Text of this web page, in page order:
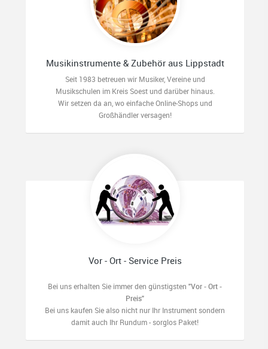
Musikinstrumente & Zubehör aus Lippstadt
Seit 1983 betreuen wir Musiker, Vereine und
Musikschulen im Kreis Soest und darüber hinaus.
Wir setzen da an, wo einfache Online-Shops und
Großhändler versagen!
Vor - Ort - Service Preis
Bei uns erhalten Sie immer den günstigsten "Vor - Ort -
Preis"
Bei uns kaufen Sie also nicht nur Ihr Instrument sondern
damit auch Ihr Rundum - sorglos Paket!